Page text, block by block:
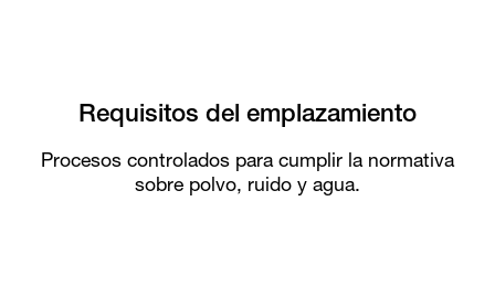
Requisitos del emplazamiento
Procesos controlados para cumplir la normativa
sobre polvo, ruido y agua.